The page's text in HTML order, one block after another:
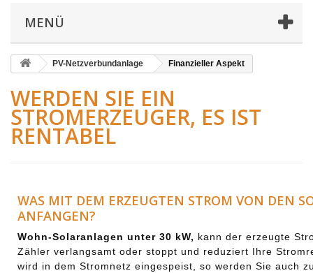
MENÜ
PV-Netzverbundanlage Finanzieller Aspekt
WERDEN SIE EIN
STROMERZEUGER, ES IST
RENTABEL
WAS MIT DEM ERZEUGTEN STROM VON DEN
ANFANGEN?
Wohn-Solaranlagen unter 30 kW, kann der erzeugte
Zähler verlangsamt oder stoppt und reduziert Ihre
wird in dem Stromnetz eingespeist, so werden Sie auch